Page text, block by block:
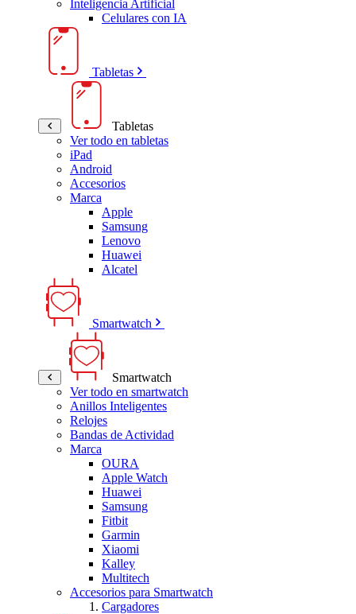
Inteligencia Artificial
Celulares con IA
Tabletas
Tabletas
Ver todo en tabletas
iPad
Android
Accesorios
Marca
Apple
Samsung
Lenovo
Huawei
Alcatel
Smartwatch
Smartwatch
Ver todo en smartwatch
Anillos Inteligentes
Relojes
Bandas de Actividad
Marca
OURA
Apple Watch
Huawei
Samsung
Fitbit
Garmin
Xiaomi
Kalley
Multitech
Accesorios para Smartwatch
Cargadores